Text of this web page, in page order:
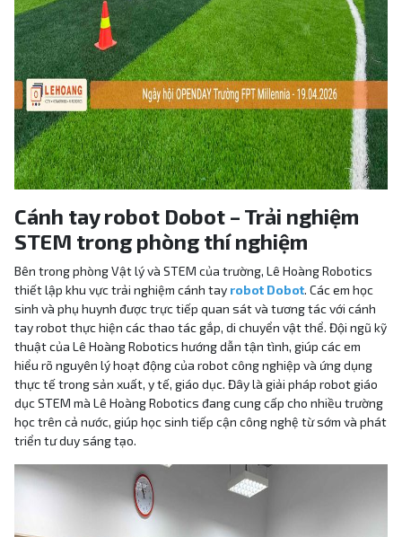
Cánh tay robot Dobot – Trải nghiệm
STEM trong phòng thí nghiệm
Bên trong phòng Vật lý và STEM của trường, Lê Hoàng Robotics
thiết lập khu vực trải nghiệm cánh tay robot Dobot. Các em học
sinh và phụ huynh được trực tiếp quan sát và tương tác với cánh
tay robot thực hiện các thao tác gắp, di chuyển vật thể. Đội ngũ kỹ
thuật của Lê Hoàng Robotics hướng dẫn tận tình, giúp các em
hiểu rõ nguyên lý hoạt động của robot công nghiệp và ứng dụng
thực tế trong sản xuất, y tế, giáo dục. Đây là giải pháp robot giáo
dục STEM mà Lê Hoàng Robotics đang cung cấp cho nhiều trường
học trên cả nước, giúp học sinh tiếp cận công nghệ từ sớm và phát
triển tư duy sáng tạo.